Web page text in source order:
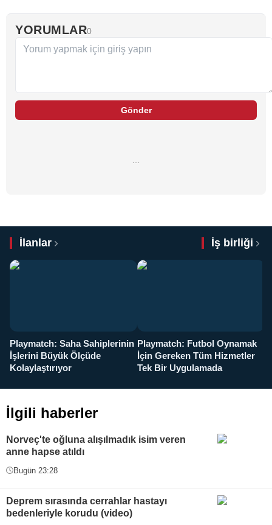
YORUMLAR0
Gönder
İlanlar İş birliği
Playmatch: Saha Sahiplerinin
İşlerini Büyük Ölçüde
Kolaylaştırıyor
Playmatch: Futbol Oynamak
İçin Gereken Tüm Hizmetler
Tek Bir Uygulamada
İlgili haberler
Norveç'te oğluna alışılmadık isim veren
anne hapse atıldı
Bugün 23:28
Deprem sırasında cerrahlar hastayı
bedenleriyle korudu (video)